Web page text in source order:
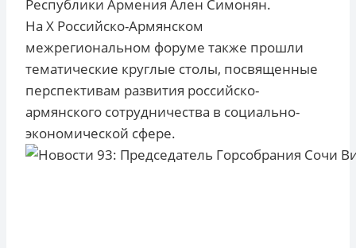
Республики Армения Ален Симонян.
На X Российско-Армянском
межрегиональном форуме также прошли
тематические круглые столы, посвященные
перспективам развития российско-
армянского сотрудничества в социально-
экономической сфере.